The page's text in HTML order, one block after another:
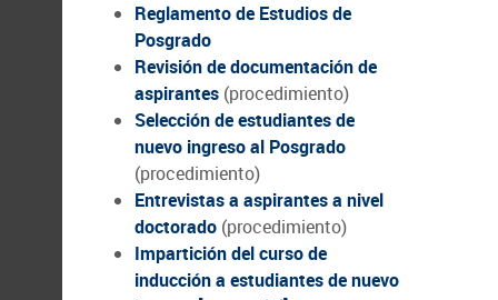
Reglamento de Estudios de
Posgrado
Revisión de documentación de
aspirantes (procedimiento)
Selección de estudiantes de
nuevo ingreso al Posgrado
(procedimiento)
Entrevistas a aspirantes a nivel
doctorado (procedimiento)
Impartición del curso de
inducción a estudiantes de nuevo